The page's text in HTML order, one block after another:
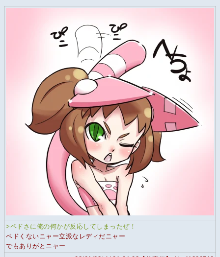
>ペドさに俺の何かが反応してしまったぜ！
ペドくないニャー立派なレディだニャー
でもありがとニャー